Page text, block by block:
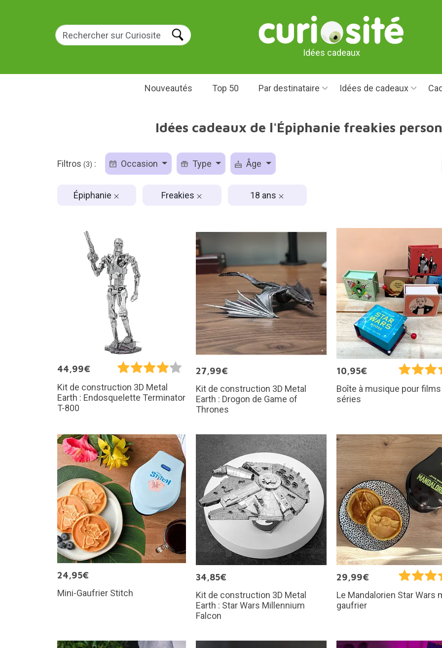
Idées cadeaux
Nouveautés Top 50 Par destinataire Idées de cadeaux
Idées cadeaux de l'Épiphanie freakies
Filtros (3) : Occasion Type Âge
Épiphanie Freakies 18 ans
44,99€
Kit de construction 3D Metal
Earth : Endosquelette Terminator
T-800
27,99€
Kit de construction 3D Metal
Earth : Drogon de Game of
Thrones
10,95€
Boîte à musique pour
séries
24,95€
Mini-Gaufrier Stitch
34,85€
Kit de construction 3D Metal
Earth : Star Wars Millennium
Falcon
29,99€
Le Mandalorien Star Wars
gaufrier